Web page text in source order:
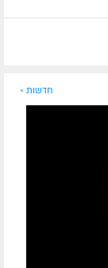
חדשות »